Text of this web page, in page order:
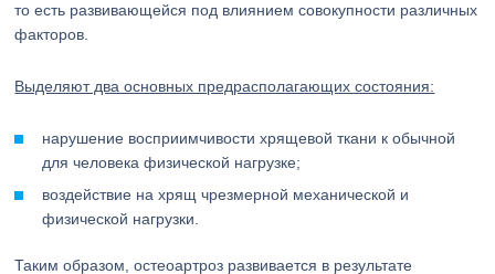
то есть развивающейся под влиянием совокупности различных
факторов.
Выделяют два основных предрасполагающих состояния:
нарушение восприимчивости хрящевой ткани к обычной
для человека физической нагрузке;
воздействие на хрящ чрезмерной механической и
физической нагрузки.
Таким образом, остеоартроз развивается в результате